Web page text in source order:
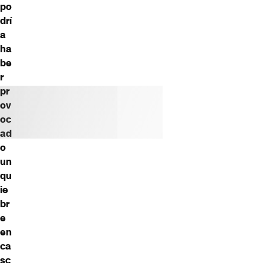
po
drí
a
ha
be
r
pr
ov
oc
ad
o
un
qu
ie
br
e
en
ca